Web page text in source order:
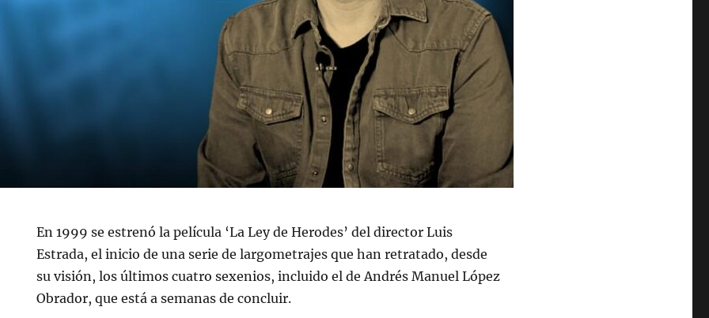
En 1999 se estrenó la película ‘La Ley de Herodes’ del director Luis
Estrada, el inicio de una serie de largometrajes que han retratado, desde
su visión, los últimos cuatro sexenios, incluido el de Andrés Manuel López
Obrador, que está a semanas de concluir.